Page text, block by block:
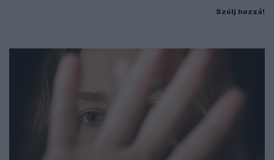
Szólj hozzá!